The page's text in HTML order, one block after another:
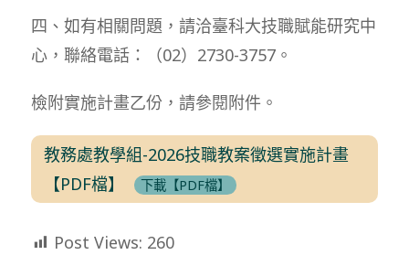
四、如有相關問題，請洽臺科大技職賦能研究中
心，聯絡電話：（02）2730-3757。
檢附實施計畫乙份，請參閱附件。
教務處教學組-2026技職教案徵選實施計畫
【PDF檔】
下載【PDF檔】
Post Views: 260